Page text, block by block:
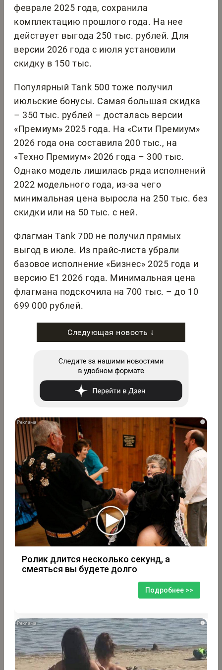
феврале 2025 года, сохранила
комплектацию прошлого года. На нее
действует выгода 250 тыс. рублей. Для
версии 2026 года с июля установили
скидку в 150 тыс.
Популярный Tank 500 тоже получил
июльские бонусы. Самая большая скидка
– 350 тыс. рублей – досталась версии
«Премиум» 2025 года. На «Сити Премиум»
2026 года она составила 200 тыс., на
«Техно Премиум» 2026 года – 300 тыс.
Однако модель лишилась ряда исполнений
2022 модельного года, из-за чего
минимальная цена выросла на 250 тыс. без
скидки или на 50 тыс. с ней.
Флагман Tank 700 не получил прямых
выгод в июле. Из прайс-листа убрали
базовое исполнение «Бизнес» 2025 года и
версию E1 2026 года. Минимальная цена
флагмана подскочила на 700 тыс. – до 10
699 000 рублей.
Следующая новость ↓
i
Ролик длится несколько секунд, а
смеяться вы будете долго
Подробнее >>
i